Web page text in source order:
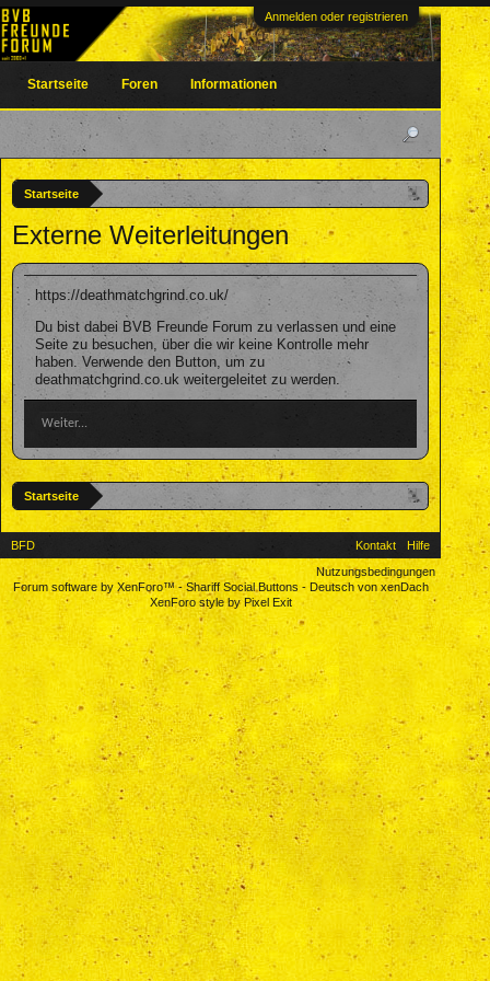
Anmelden oder registrieren
Startseite
Externe Weiterleitungen
https://deathmatchgrind.co.uk/
Du bist dabei BVB Freunde Forum zu verlassen und eine
Seite zu besuchen, über die wir keine Kontrolle mehr
haben. Verwende den Button, um zu
deathmatchgrind.co.uk weitergeleitet zu werden.
Weiter...
Startseite
Startseite Foren Informationen
BFD Kontakt
Hilfe
Nutzungsbedingungen
Forum software by XenForo™-Shariff Social Buttons- Deutsch von xenDach
XenForo style by Pixel Exit